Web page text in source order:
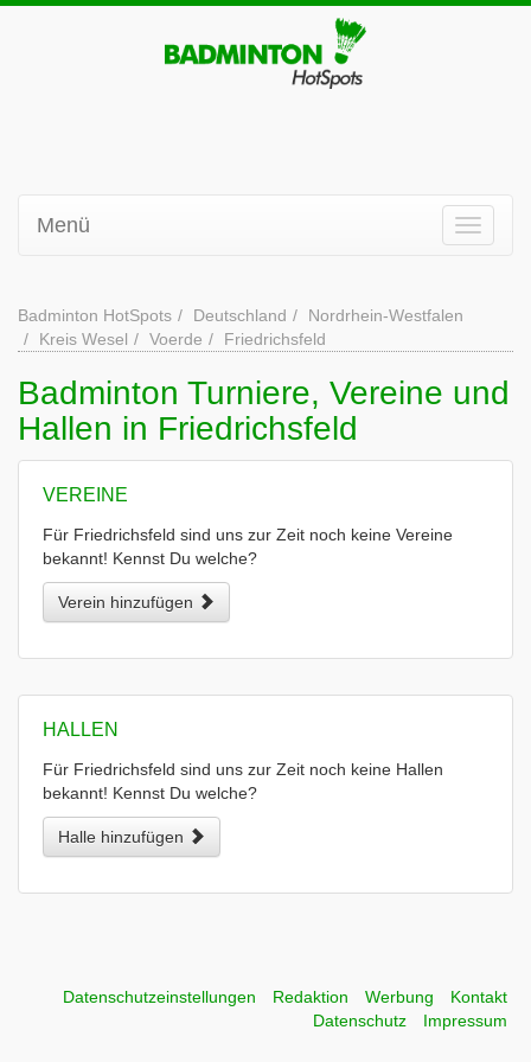
Menü
Badminton HotSpots Deutschland
Nordrhein-Westfalen
Kreis Wesel
Voerde Friedrichsfeld
Badminton Turniere, Vereine und
Hallen in Friedrichsfeld
VEREINE
Für Friedrichsfeld sind uns zur Zeit noch keine Vereine
bekannt! Kennst Du welche?
Verein hinzufügen
HALLEN
Für Friedrichsfeld sind uns zur Zeit noch keine Hallen
bekannt! Kennst Du welche?
Halle hinzufügen
Datenschutzeinstellungen Redaktion Werbung
Kontakt
Datenschutz
Impressum